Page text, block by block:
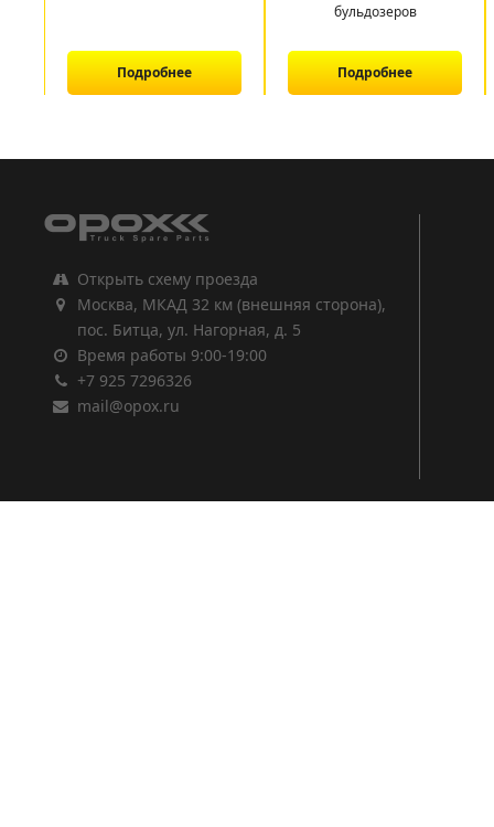
Подробнее
бульдозеров
Подробнее
Открыть схему проезда
Москва, МКАД 32 км (внешняя сторона),
пос. Битца, ул. Нагорная, д. 5
Время работы 9:00-19:00
+7 925 7296326
mail@opox.ru